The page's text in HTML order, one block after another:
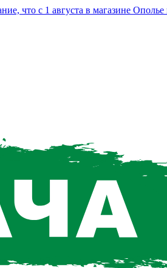
с 1 августа в магазине Ополье